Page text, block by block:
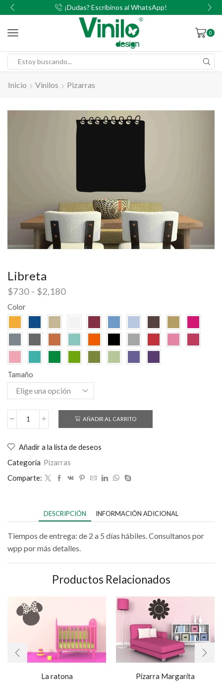
¡Dudas? Escribinos al WhatsApp!
0
Inicio Vinilos Pizarras
Libreta
$730 - $2,180
Color
Tamaño
AÑADIR AL CARRITO
Añadir a la lista de deseos
Categoría Pizarras
Comparte:
DESCRIPCIÓN INFORMACIÓN ADICIONAL
Tiempos de entrega: de 2 a 5 días hábiles. Consultanos por
wpp por más detalles.
Productos Relacionados
La ratona Pizarra Margarita